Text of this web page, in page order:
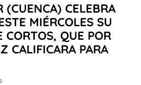
(CUENCA) CELEBRA
MIÉRCOLES SU
CORTOS, QUE POR
CALIFICARA PARA